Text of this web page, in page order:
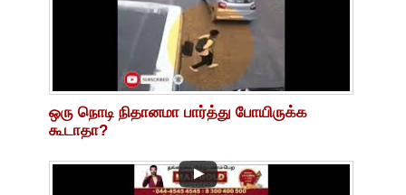
ஒரு நொடி நிதானமா பார்த்து போயிருக்க
கூடாதா?